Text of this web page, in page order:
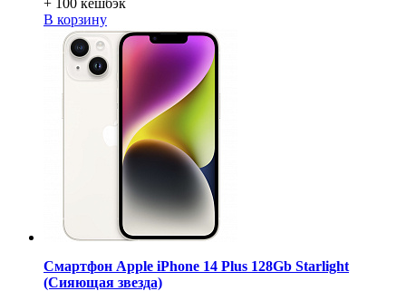
+ 100 кешбэк
В корзину
Смартфон Apple iPhone 14 Plus 128Gb Starlight
(Сияющая звезда)